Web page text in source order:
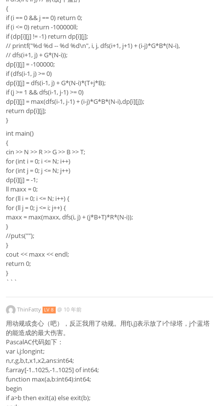
{
if (i == 0 && j == 0) return 0;
if (i <= 0) return -100000ll;
if (dp[i][j] != -1) return dp[i][j];
// printf("%d %d -- %d %d\n", i, j, dfs(i+1, j+1) + (i-j)*G*B*(N-i),
// dfs(i+1, j) + G*(N-i));
dp[i][j] = -100000;
if (dfs(i-1, j) >= 0)
dp[i][j] = dfs(i-1, j) + G*(N-i)*(T+j*B);
if (j >= 1 && dfs(i-1, j-1) >= 0)
dp[i][j] = max(dfs(i-1, j-1) + (i-j)*G*B*(N-i),dp[i][j]);
return dp[i][j];
}
int main()
{
cin >> N >> R >> G >> B >> T;
for (int i = 0; i <= N; i++)
for (int j = 0; j <= N; j++)
dp[i][j] = -1;
ll maxx = 0;
for (ll i = 0; i <= N; i++) {
for (ll j = 0; j <= i; j++) {
maxx = max(maxx, dfs(i, j) + (j*B+T)*R*(N-i));
}
//puts("");
}
cout << maxx << endl;
return 0;
}
```
ThinFatty LV 8 @ 10 年前
用动规或贪心（吧），反正我用了动规。用f[i,j]表示放了i个绿塔，j个蓝塔
的能造成的最大伤害。
PascalAC代码如下：
var i,j:longint;
n,r,g,b,t,x1,x2,ans:int64;
f:array[-1..1025,-1..1025] of int64;
function max(a,b:int64):int64;
begin
if a>b then exit(a) else exit(b);